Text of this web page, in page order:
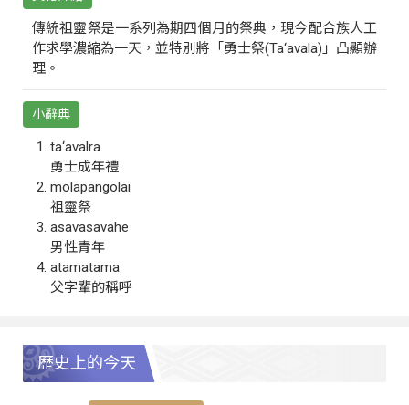
傳統祖靈祭是一系列為期四個月的祭典，現今配合族人工
作求學濃縮為一天，並特別將「勇士祭(Ta‘avala)」凸顯辦
理。
小辭典
ta‘avalra
勇士成年禮
molapangolai
祖靈祭
asavasavahe
男性青年
atamatama
父字輩的稱呼
歷史上的今天